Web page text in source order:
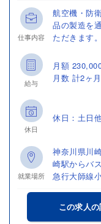
仕事内容
航空機・防
品の製造を
ただきます
給与
月額
月数 計2ヶ
休日
休日：土日
就業場所
神奈川県
崎駅からバ
急行大師線
この求人